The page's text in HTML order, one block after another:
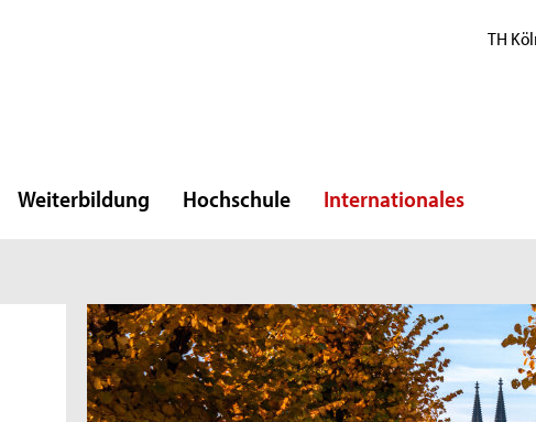
TH
Weiterbildung Hochschule Internationales